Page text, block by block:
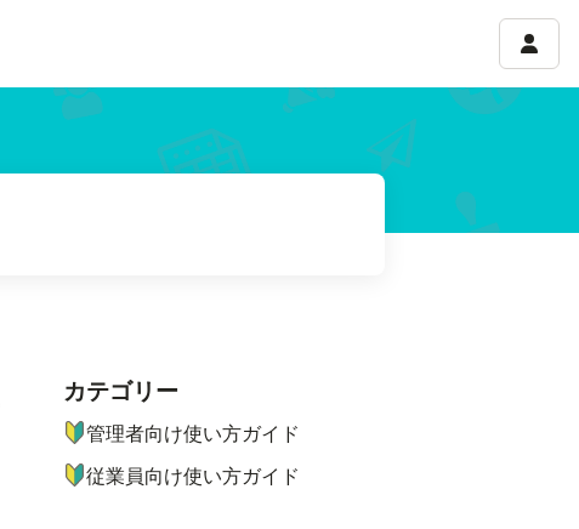
アカ
ナビゲーションメニュー
カテゴリー
管理者向け使い方ガイド
従業員向け使い方ガイド